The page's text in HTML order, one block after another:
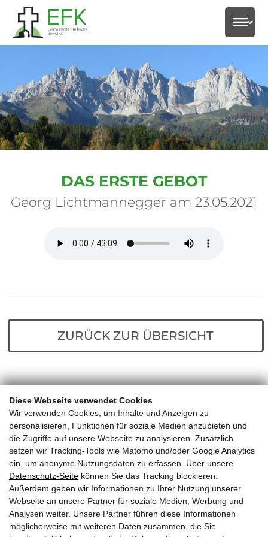
Diese Webseite verwendet Cookies
Wir verwenden Cookies, um Inhalte und Anzeigen zu
personalisieren, Funktionen für soziale Medien anzubieten und
die Zugriffe auf unsere Webseite zu analysieren. Zusätzlich
setzen wir Tracking-Tools wie Matomo und/oder Google Analytics
ein, um anonyme Nutzungsdaten zu erfassen. Über unsere
Datenschutz-Seite können Sie das Tracking blockieren.
Außerdem geben wir Informationen zu Ihrer Nutzung unserer
Webseite an unsere Partner für soziale Medien, Werbung und
Analysen weiter. Unsere Partner führen diese Informationen
möglicherweise mit weiteren Daten zusammen, die Sie
select-
DAS ERSTE GEBOT
Georg Lichtmannegger am 23.05.2021
ZURÜCK ZUR ÜBERSICHT
Home Predigten Das erste Gebot
EVANGELIKALE FREIKIRCHE
KITZBÜHEL
Almdorf 23, 6380 St. Johann in Tirol